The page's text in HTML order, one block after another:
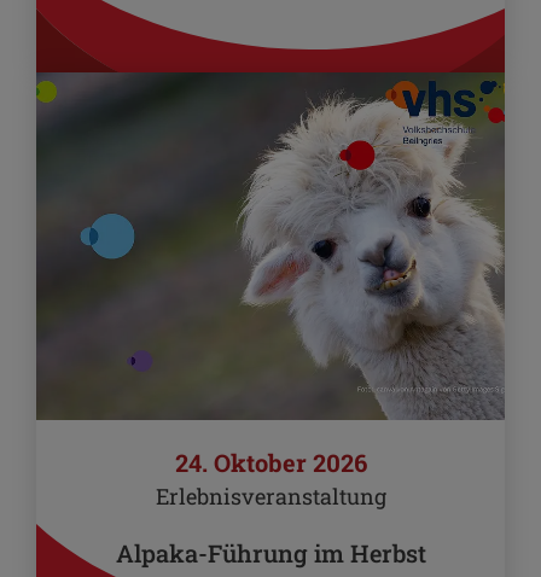
24. Oktober 2026
Erlebnisveranstaltung
Alpaka-Führung im Herbst